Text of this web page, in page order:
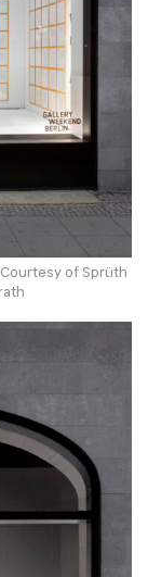
of Sprüth